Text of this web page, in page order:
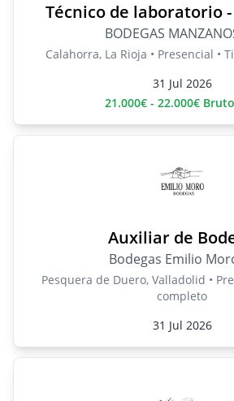
Técnico de laboratorio
BODEGAS
Calahorra, La Rioja • Presencial •
31 Jul 2026
21.000€ - 22.000€
Auxiliar de
Bodegas Emilio
Pesquera de Duero, Valladolid •
completo
31 Jul 2026